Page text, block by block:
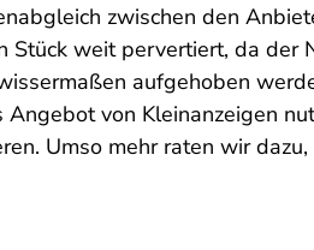
zwischen den
weit pervertiert, da der
aufgehoben
von Kleinanzeigen
Umso mehr raten wir dazu,